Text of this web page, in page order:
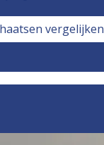
vergelijken